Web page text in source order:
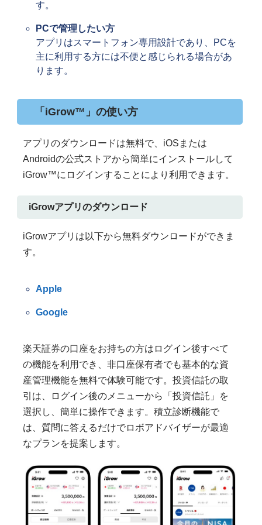
す。
PCで管理したい方
アプリはスマートフォン専用設計であり、PCを
主に利用する方には不便と感じられる場合があ
ります。
「iGrow™」の使い方
アプリのダウンロードは無料で、iOSまたは
Androidの公式ストアから簡単にインストールして
iGrow™にログインすることにより利用できます。
iGrowアプリのダウンロード
iGrowアプリは以下から無料ダウンロードができま
す。
Apple
Google
楽天証券の口座をお持ちの方はログイン後すべて
の機能を利用でき、非口座保有者でも基本的な資
産管理機能を無料で体験可能です。投資信託の取
引は、ログイン後のメニューから「投資信託」を
選択し、簡単に操作できます。積立診断機能で
は、質問に答えるだけでロボアドバイザーが最適
なプランを提案します。